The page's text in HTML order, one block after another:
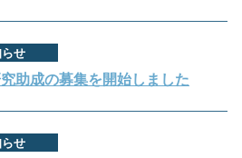
せ
助成の募集を開始しました
せ